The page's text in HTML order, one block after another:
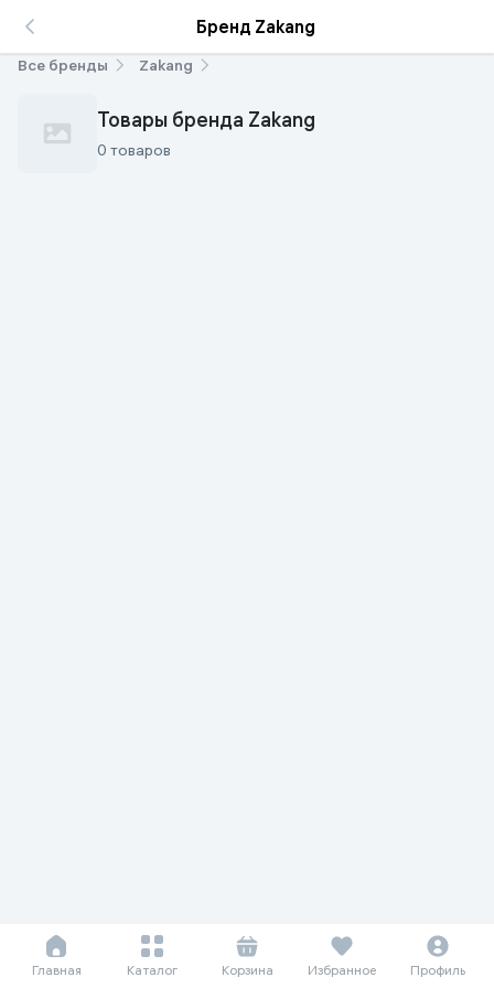
Бренд Zakang
Все бренды Zakang
Товары бренда Zakang
0 товаров
Главная Каталог Корзина Избранное Профиль